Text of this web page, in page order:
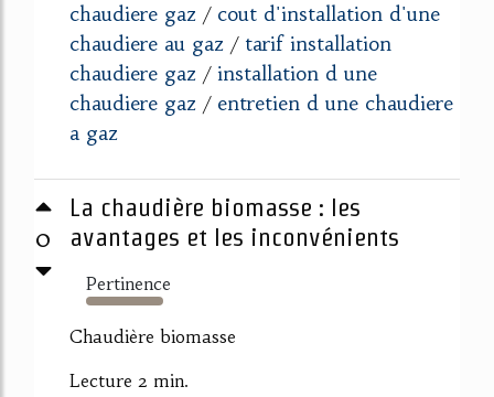
chaudiere gaz / cout d'installation d'une
chaudiere au gaz / tarif installation
chaudiere gaz / installation d une
chaudiere gaz / entretien d une chaudiere
a gaz
0
La chaudière biomasse : les
avantages et les inconvénients
Pertinence
1427%
Chaudière biomasse
Lecture 2 min.